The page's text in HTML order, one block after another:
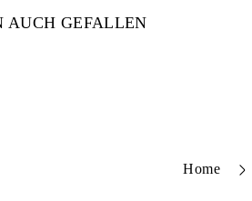
AUCH GEFALLEN
Home